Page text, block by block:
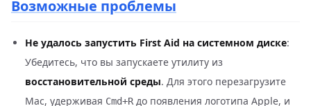
Возможные проблемы
Не удалось запустить First Aid на системном диске:
Убедитесь, что вы запускаете утилиту из
восстановительной среды. Для этого перезагрузите
Mac, удерживая Cmd+Rдо появления логотипа Apple, и